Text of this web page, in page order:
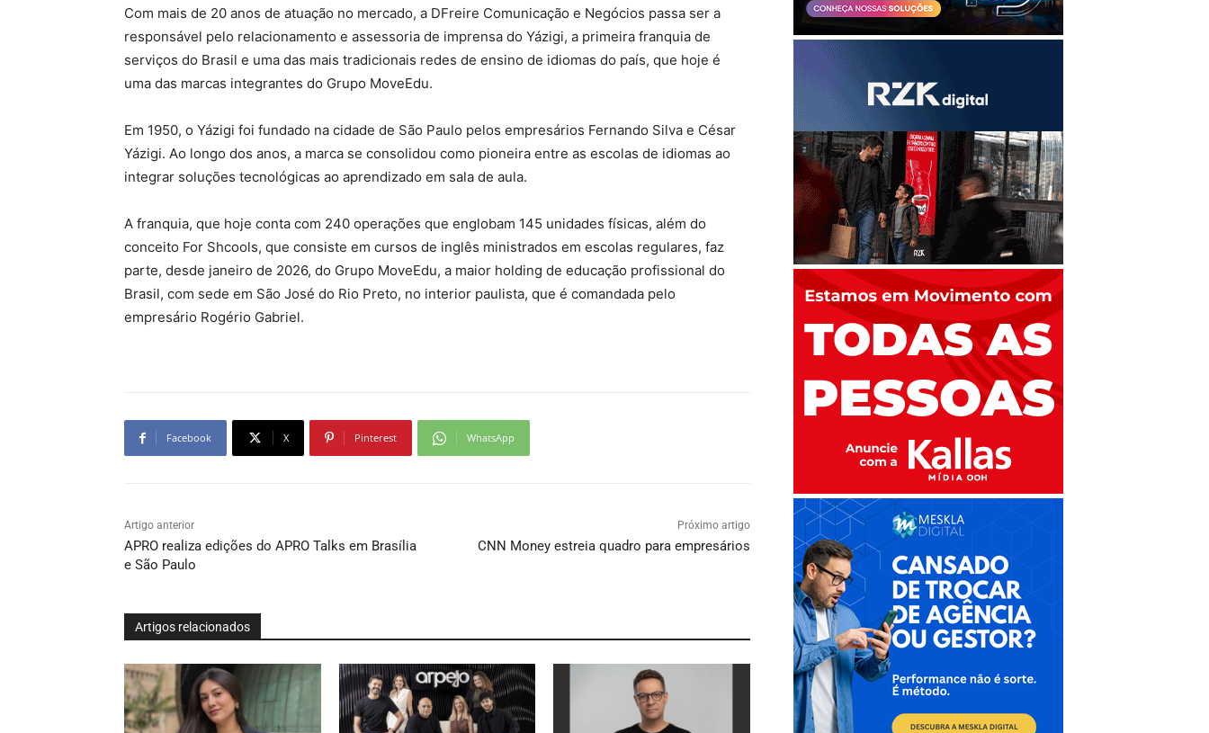
Com mais de 20 anos de atuação no mercado, a DFreire Comunicação e Negócios passa ser a
responsável pelo relacionamento e assessoria de imprensa do Yázigi, a primeira franquia de
serviços do Brasil e uma das mais tradicionais redes de ensino de idiomas do país, que hoje é
uma das marcas integrantes do Grupo MoveEdu.
Em 1950, o Yázigi foi fundado na cidade de São Paulo pelos empresários Fernando Silva e César
Yázigi. Ao longo dos anos, a marca se consolidou como pioneira entre as escolas de idiomas ao
integrar soluções tecnológicas ao aprendizado em sala de aula.
A franquia, que hoje conta com 240 operações que englobam 145 unidades físicas, além do
conceito For Shcools, que consiste em cursos de inglês ministrados em escolas regulares, faz
parte, desde janeiro de 2026, do Grupo MoveEdu, a maior holding de educação profissional do
Brasil, com sede em São José do Rio Preto, no interior paulista, que é comandada pelo
empresário Rogério Gabriel.
Facebook X Pinterest WhatsApp
Artigo anterior
APRO realiza edições do APRO Talks em Brasília
e São Paulo
Próximo artigo
CNN Money estreia quadro para empresários
Artigos relacionados